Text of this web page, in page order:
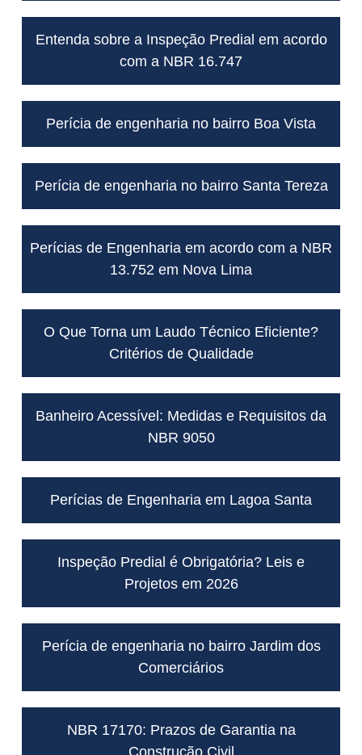
Entenda sobre a Inspeção Predial em acordo
com a NBR 16.747
Perícia de engenharia no bairro Boa Vista
Perícia de engenharia no bairro Santa Tereza
Perícias de Engenharia em acordo com a NBR
13.752 em Nova Lima
O Que Torna um Laudo Técnico Eficiente?
Critérios de Qualidade
Banheiro Acessível: Medidas e Requisitos da
NBR 9050
Perícias de Engenharia em Lagoa Santa
Inspeção Predial é Obrigatória? Leis e
Projetos em 2026
Perícia de engenharia no bairro Jardim dos
Comerciários
NBR 17170: Prazos de Garantia na
Construção Civil